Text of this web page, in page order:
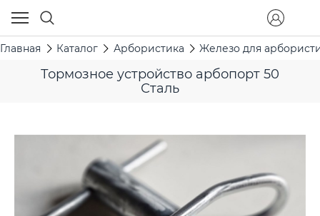
Главная Каталог Арбористика Железо для
Тормозное устройство арбопорт 50
Сталь